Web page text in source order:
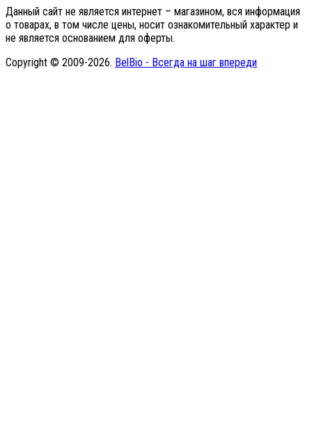
Данный сайт не является интернет – магазином, вся информация
о товарах, в том числе цены, носит ознакомительный характер и
не является основанием для оферты.
Copyright © 2009-2026. BelBio - Всегда на шаг впереди